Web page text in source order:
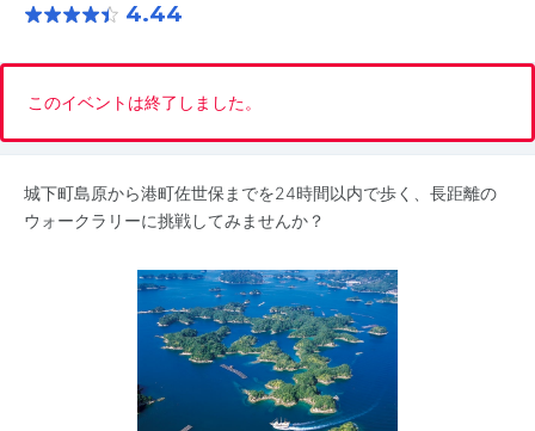
4.44
このイベントは終了しました。
城下町島原から港町佐世保までを24時間以内で歩く、長距離の
ウォークラリーに挑戦してみませんか？